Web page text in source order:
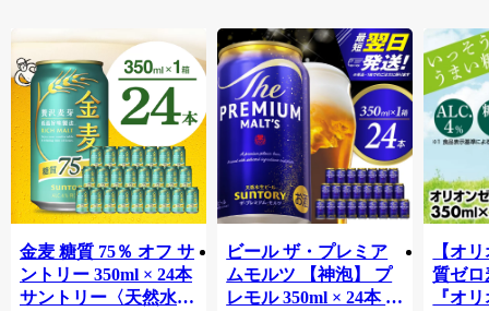
金麦 糖質 75％ オフ サ
ントリー 350ml × 24本
サントリー〈天然水の
ビール ザ・プレミア
ムモルツ 【神泡】 プ
レモル 350ml × 24本 サ
【オ
質ゼロ
『オ